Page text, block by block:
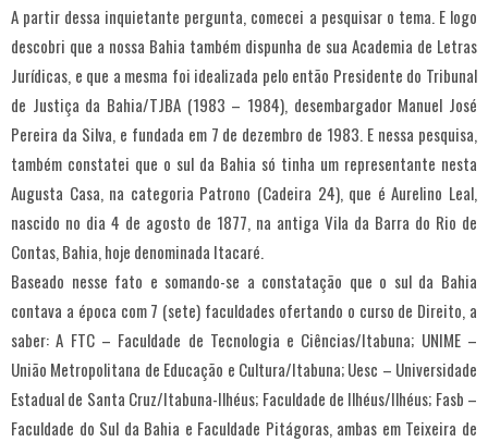
A partir dessa inquietante pergunta, comecei a pesquisar o tema. E logo
descobri que a nossa Bahia também dispunha de sua Academia de Letras
Jurídicas, e que a mesma foi idealizada pelo então Presidente do Tribunal
de Justiça da Bahia/TJBA (1983 – 1984), desembargador Manuel José
Pereira da Silva, e fundada em 7 de dezembro de 1983. E nessa pesquisa,
também constatei que o sul da Bahia só tinha um representante nesta
Augusta Casa, na categoria Patrono (Cadeira 24), que é Aurelino Leal,
nascido no dia 4 de agosto de 1877, na antiga Vila da Barra do Rio de
Contas, Bahia, hoje denominada Itacaré.
Baseado nesse fato e somando-se a constatação que o sul da Bahia
contava a época com 7 (sete) faculdades ofertando o curso de Direito, a
saber: A FTC – Faculdade de Tecnologia e Ciências/Itabuna; UNIME –
União Metropolitana de Educação e Cultura/Itabuna; Uesc – Universidade
Estadual de Santa Cruz/Itabuna-Ilhéus; Faculdade de Ilhéus/Ilhéus; Fasb –
Faculdade do Sul da Bahia e Faculdade Pitágoras, ambas em Teixeira de